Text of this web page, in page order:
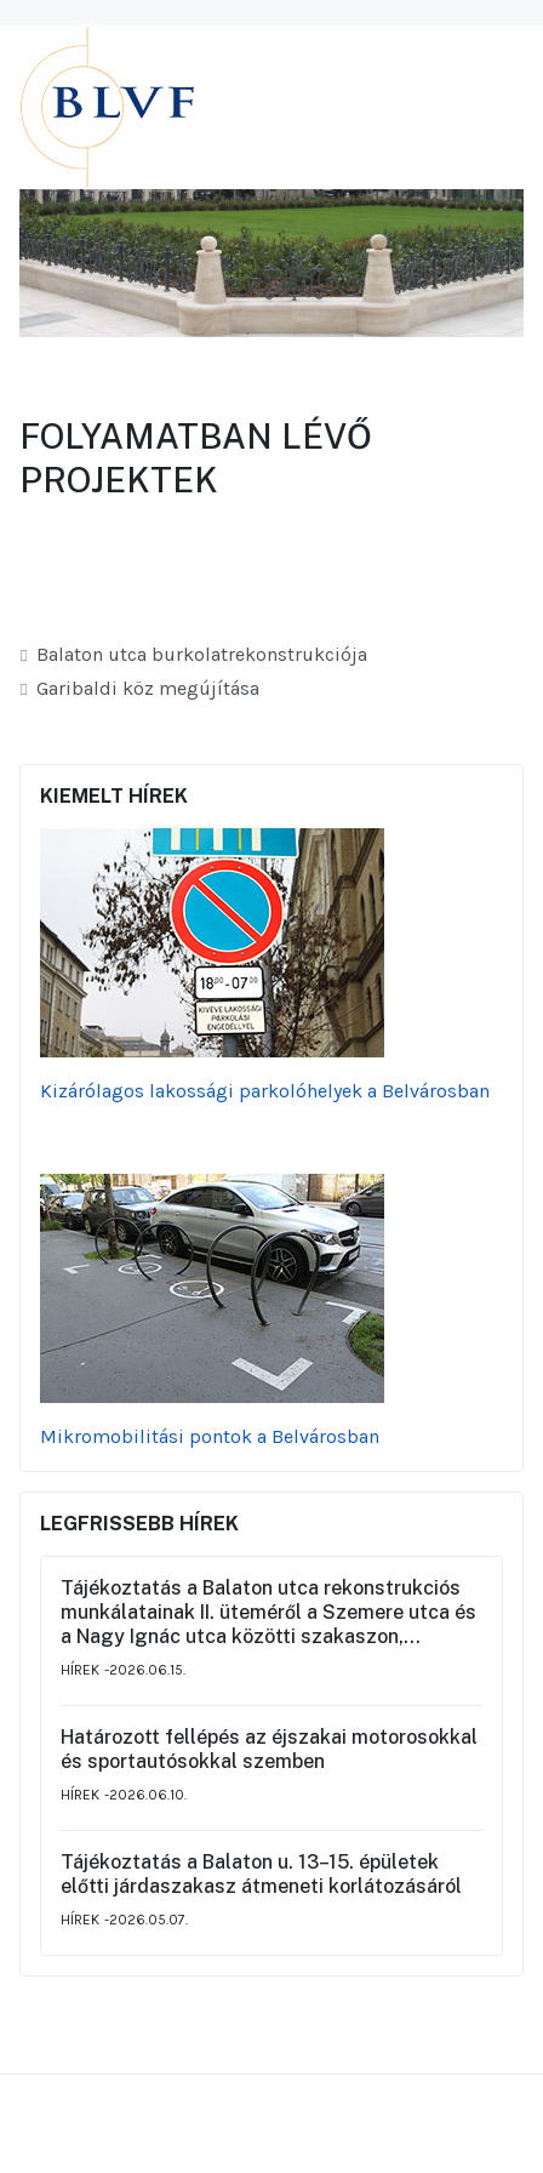
FOLYAMATBAN LÉVŐ
PROJEKTEK
Balaton utca burkolatrekonstrukciója
Garibaldi köz megújítása
KIEMELT HÍREK
Kizárólagos lakossági parkolóhelyek a Belvárosban
Mikromobilitási pontok a Belvárosban
LEGFRISSEBB HÍREK
Tájékoztatás a Balaton utca rekonstrukciós
munkálatainak II. üteméről a Szemere utca és
a Nagy Ignác utca közötti szakaszon,
valamint a környék ideiglenes forgalmi
HÍREK 2026.06.15.
Határozott fellépés az éjszakai motorosokkal
és sportautósokkal szemben
HÍREK 2026.06.10.
Tájékoztatás a Balaton u. 13–15. épületek
előtti járdaszakasz átmeneti korlátozásáról
HÍREK 2026.05.07.